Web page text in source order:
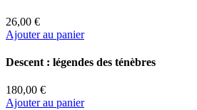
26,00 €
Ajouter au panier
Descent : légendes des ténèbres
180,00 €
Ajouter au panier